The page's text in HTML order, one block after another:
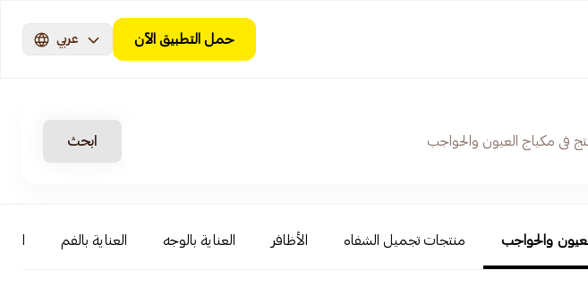
حمل التطبيق الآن عربي
ابحث
والحواجب منتجات تجميل الشفاه الأظافر العناية بالوجه العناية بالفم